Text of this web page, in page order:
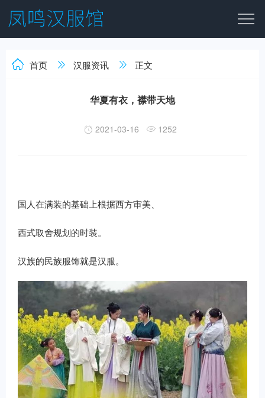
首页 汉服资讯 正文
华夏有衣，襟带天地
2021-03-16 1252
国人在满装的基础上根据西方审美、
西式取舍规划的时装。
汉族的民族服饰就是汉服。